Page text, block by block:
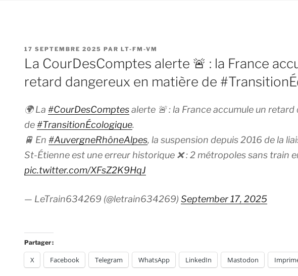
PUBLIÉ
LE
17 SEPTEMBRE 2025 PAR LT-FM-VM
La CourDesComptes alerte 🚨 : la France
retard dangereux en matière de
🌍 La #CourDesComptesalerte 🚨 : la France accumule un
de#TransitionÉcologique.
🚆 En #AuvergneRhôneAlpes, la suspension depuis 2016 de la
St-Étienne est une erreur historique ❌ : 2 métropoles sans train
pic.twitter.com/XFsZ2K9HqJ
— LeTrain634269 (@letrain634269) September 17, 2025
Partager :
X Facebook Telegram WhatsApp LinkedIn Mastodon